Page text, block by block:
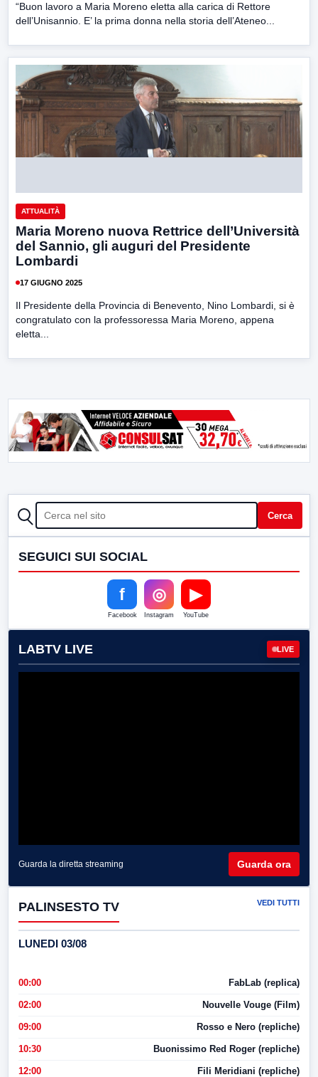
“Buon lavoro a Maria Moreno eletta alla carica di Rettore
dell’Unisannio. E’ la prima donna nella storia dell’Ateneo...
ATTUALITÀ
Maria Moreno nuova Rettrice dell’Università
del Sannio, gli auguri del Presidente
Lombardi
17 GIUGNO 2025
Il Presidente della Provincia di Benevento, Nino Lombardi, si è
congratulato con la professoressa Maria Moreno, appena
eletta...
CERCA Cerca
SEGUICI SUI SOCIAL
f
Facebook
◎
Instagram
▶
YouTube
LABTV LIVE LIVE
Guarda la diretta streaming Guarda ora
PALINSESTO TV VEDI TUTTI
LUNEDI 03/08
00:00 FabLab (replica)
02:00 Nouvelle Vouge (Film)
09:00 Rosso e Nero (repliche)
10:30 Buonissimo Red Roger (repliche)
12:00 Fili Meridiani (repliche)